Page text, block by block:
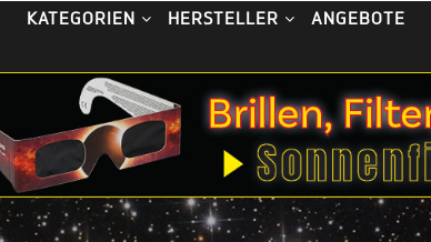
KATEGORIEN HERSTELLER ANGEBOTE